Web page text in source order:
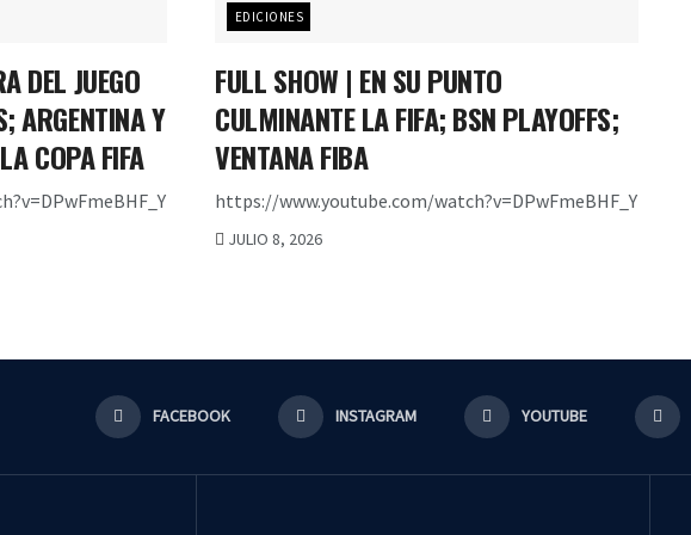
DEL JUEGO
ARGENTINA Y
COPA FIFA
EDICIONES
FULL SHOW | EN SU PUNTO
CULMINANTE LA FIFA; BSN PLAYOFFS;
VENTANA FIBA
https://www.youtube.com/watch?v=DPwFmeBHF_Y
JULIO 8, 2026
FACEBOOK INSTAGRAM YOUTUBE